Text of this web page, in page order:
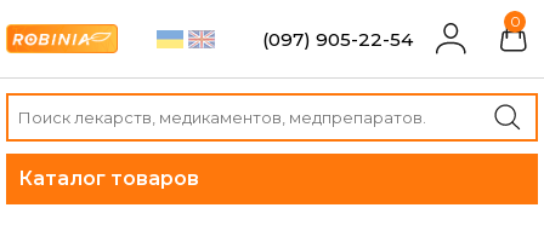
(097) 905-22-54
0
Каталог товаров